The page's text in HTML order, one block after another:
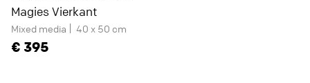
Magies Vierkant
Mixed media 40 x 50 cm
395